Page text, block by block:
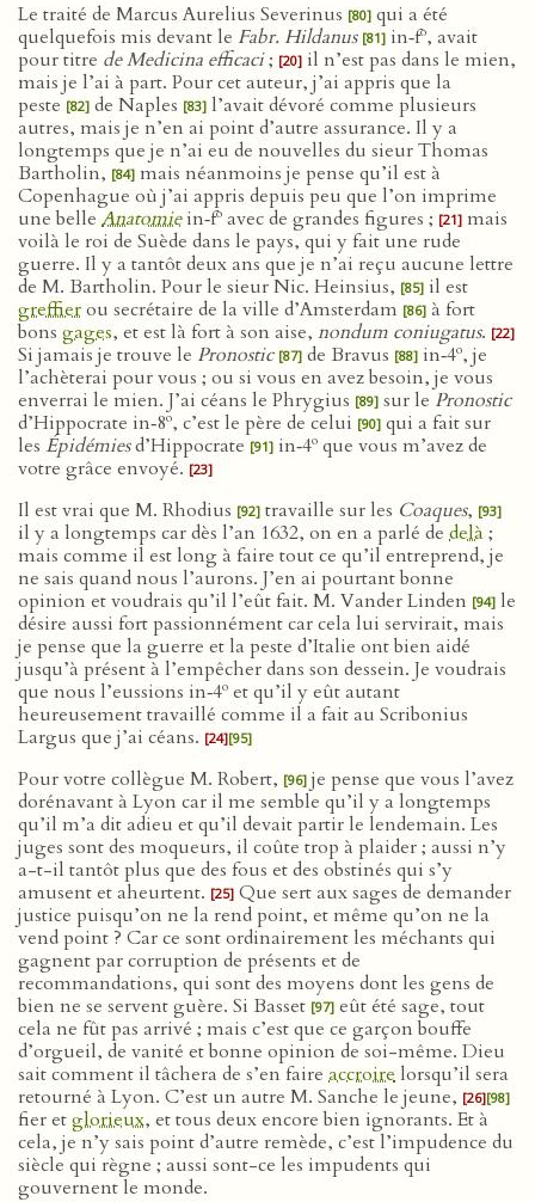
Le traité de Marcus Aurelius Severinus [80] qui a été
quelquefois mis devant le Fabr. Hildanus [81] in‑fo, avait
pour titre de Medicina efficaci; [20] il n’est pas dans le mien,
mais je l’ai à part. Pour cet auteur, j’ai appris que la
peste [82] de Naples [83] l’avait dévoré comme plusieurs
autres, mais je n’en ai point d’autre assurance. Il y a
longtemps que je n’ai eu de nouvelles du sieur Thomas
Bartholin, [84] mais néanmoins je pense qu’il est à
Copenhague où j’ai appris depuis peu que l’on imprime
une belle Anatomiein‑fo avec de grandes figures ; [21] mais
voilà le roi de Suède dans le pays, qui y fait une rude
guerre. Il y a tantôt deux ans que je n’ai reçu aucune lettre
de M. Bartholin. Pour le sieur Nic. Heinsius, [85] il est
greffierou secrétaire de la ville d’Amsterdam [86] à fort
bons gages, et est là fort à son aise, nondum coniugatus. [22]
Si jamais je trouve le Pronostic [87] de Bravus [88] in‑4o, je
l’achèterai pour vous ; ou si vous en avez besoin, je vous
enverrai le mien. J’ai céans le Phrygius [89] sur le Pronostic
d’Hippocrate in‑8o, c’est le père de celui [90] qui a fait sur
les Épidémiesd’Hippocrate [91] in‑4o que vous m’avez de
votre grâce envoyé. [23]
Il est vrai que M. Rhodius [92] travaille sur les Coaques, [93]
il y a longtemps car dès l’an 1632, on en a parlé de delà ;
mais comme il est long à faire tout ce qu’il entreprend, je
ne sais quand nous l’aurons. J’en ai pourtant bonne
opinion et voudrais qu’il l’eût fait. M. Vander Linden [94] le
désire aussi fort passionnément car cela lui servirait, mais
je pense que la guerre et la peste d’Italie ont bien aidé
jusqu’à présent à l’empêcher dans son dessein. Je voudrais
que nous l’eussions in‑4o et qu’il y eût autant
heureusement travaillé comme il a fait au Scribonius
Largus que j’ai céans. [24][95]
Pour votre collègue M. Robert, [96] je pense que vous l’avez
dorénavant à Lyon car il me semble qu’il y a longtemps
qu’il m’a dit adieu et qu’il devait partir le lendemain. Les
juges sont des moqueurs, il coûte trop à plaider ; aussi n’y
a-t-il tantôt plus que des fous et des obstinés qui s’y
amusent et aheurtent. [25] Que sert aux sages de demander
justice puisqu’on ne la rend point, et même qu’on ne la
vend point ? Car ce sont ordinairement les méchants qui
gagnent par corruption de présents et de
recommandations, qui sont des moyens dont les gens de
bien ne se servent guère. Si Basset [97] eût été sage, tout
cela ne fût pas arrivé ; mais c’est que ce garçon bouffe
d’orgueil, de vanité et bonne opinion de soi-même. Dieu
sait comment il tâchera de s’en faire accroirelorsqu’il sera
retourné à Lyon. C’est un autre M. Sanche le jeune, [26][98]
fier etglorieux, et tous deux encore bien ignorants. Et à
cela, je n’y sais point d’autre remède, c’est l’impudence du
siècle qui règne ; aussi sont-ce les impudents qui
gouvernent le monde.